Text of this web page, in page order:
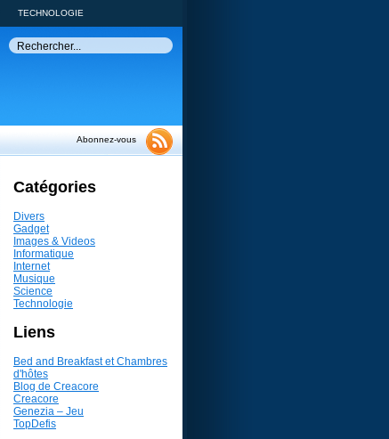
TECHNOLOGIE
Abonnez-vous
Catégories
Divers
Gadget
Images & Videos
Informatique
Internet
Musique
Science
Technologie
Liens
Bed and Breakfast et Chambres
d'hôtes
Blog de Creacore
Creacore
Genezia – Jeu
TopDefis